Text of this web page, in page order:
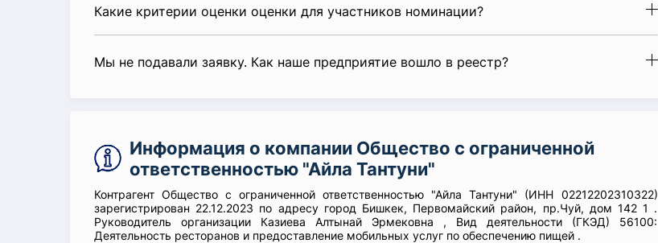
Какие критерии оценки оценки для участников номинации?
Мы не подавали заявку. Как наше предприятие вошло в реестр?
Информация о компании Общество с ограниченной
ответственностью "Айла Тантуни"
Контрагент Общество с ограниченной ответственностью "Айла Тантуни" (ИНН 02212202310322)
зарегистрирован 22.12.2023 по адресу город Бишкек, Первомайский район, пр.Чуй, дом 142 1 .
Руководитель организации Казиева Алтынай Эрмековна , Вид деятельности (ГКЭД) 56100:
Деятельность ресторанов и предоставление мобильных услуг по обеспечению пищей .